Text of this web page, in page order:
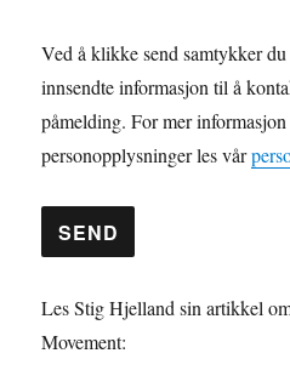
Ved å klikke send samtykker
innsendte informasjon til å
påmelding. For mer
personopplysninger les vår
A
l
Les Stig Hjelland sin artikkel
Movement: